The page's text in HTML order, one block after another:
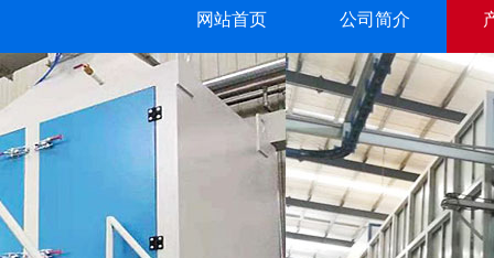
网站首页 公司简介